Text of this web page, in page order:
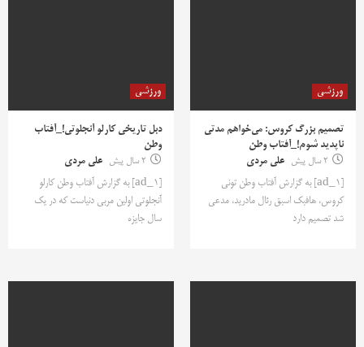
ورزشی
تصمیم بزرگ کروس: می‌خواهم مدتی
ناپدید شوم!_آفتاب وطن
2 سال پیش
علی مردی
[ad_1] به گزارش آفتاب وطن تونی
کروس، هافبک اسبق رئال مادرید، مدعی
شد تصمیم دارد
ورزشی
دبل تاریخی کارلو آنجلوتی!_آفتاب
وطن
2 سال پیش
علی مردی
[ad_1] به گزارش آفتاب وطن کارلو
آنجلوتی اولین مربی دنیاست که در یک
سال جایزه